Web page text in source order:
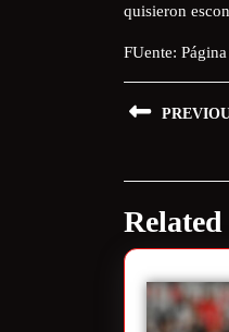
quisieron
FUente:
Related